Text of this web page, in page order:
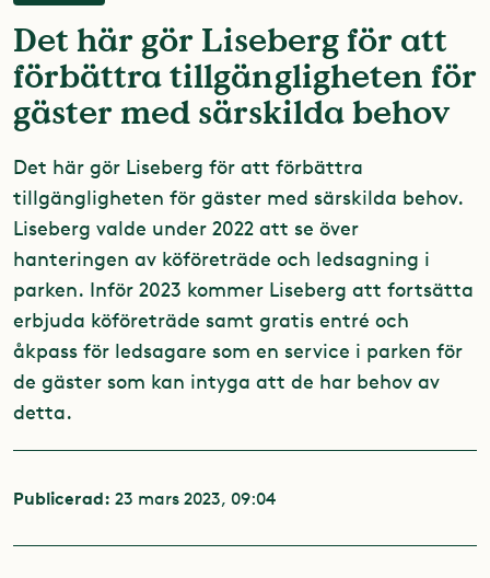
Det här gör Liseberg för att
förbättra tillgängligheten för
gäster med särskilda behov
Det här gör Liseberg för att förbättra
tillgängligheten för gäster med särskilda behov.
Liseberg valde under 2022 att se över
hanteringen av köföreträde och ledsagning i
parken. Inför 2023 kommer Liseberg att fortsätta
erbjuda köföreträde samt gratis entré och
åkpass för ledsagare som en service i parken för
de gäster som kan intyga att de har behov av
detta.
Publicerad: 23 mars 2023, 09:04